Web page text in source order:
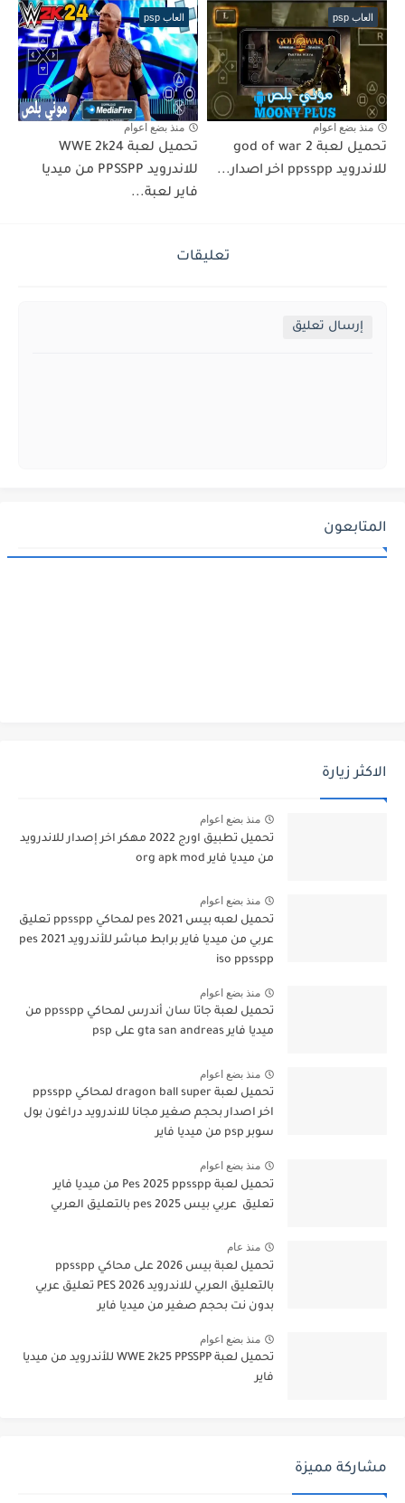
العاب psp
منذ بضع اعوام
تحميل لعبة god of war 2
للاندرويد ppsspp اخر اصدار...
العاب psp
منذ بضع اعوام
تحميل لعبة WWE 2k24
للاندرويد PPSSPP من ميديا
فاير لعبة...
تعليقات
إرسال تعليق
المتابعون
الاكثر زيارة
منذ بضع اعوام
تحميل تطبيق اورج 2022 مهكر اخر إصدار للاندرويد
من ميديا فاير org apk mod
منذ بضع اعوام
تحميل لعبه بيس pes 2021 لمحاكي ppsspp تعليق
عربي من ميديا فاير برابط مباشر للأندرويد pes 2021
iso ppsspp
منذ بضع اعوام
تحميل لعبة جاتا سان أندرس لمحاكي ppsspp من
ميديا فاير gta san andreas على psp
منذ بضع اعوام
تحميل لعبة dragon ball super لمحاكي ppsspp
اخر اصدار بحجم صغير مجانا للاندرويد دراغون بول
سوبر psp من ميديا فاير
منذ بضع اعوام
تحميل لعبة Pes 2025 ppsspp من ميديا فاير
تعليق عربي بيس pes 2025 بالتعليق العربي
منذ عام
تحميل لعبة بيس 2026 على محاكي ppsspp
بالتعليق العربي للاندرويد PES 2026 تعليق عربي
بدون نت بحجم صغير من ميديا فاير
منذ بضع اعوام
تحميل لعبة WWE 2k25 PPSSPP للأندرويد من ميديا
فاير
مشاركة مميزة